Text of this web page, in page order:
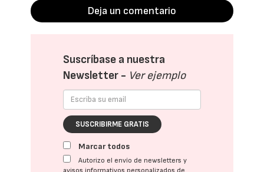
Deja un comentario
Suscríbase a nuestra
Newsletter - Ver ejemplo
SUSCRIBIRME GRATIS
Marcar todos
Autorizo el envío de newsletters y